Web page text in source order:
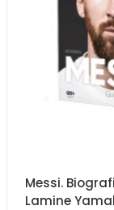
Messi.
Lamine